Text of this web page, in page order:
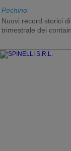
Pechino
Nuovi record storici
trimestrale dei